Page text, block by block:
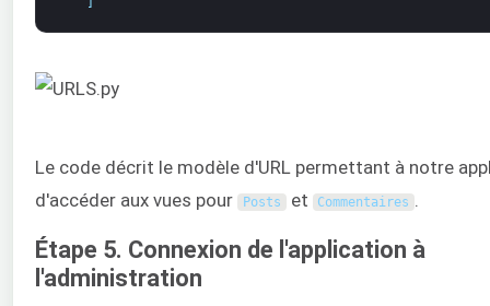
Le code décrit le modèle d'URL permettant à notre
d'accéder aux vues pour
Posts et Commentaires
Étape 5. Connexion de l'application à
l'administration